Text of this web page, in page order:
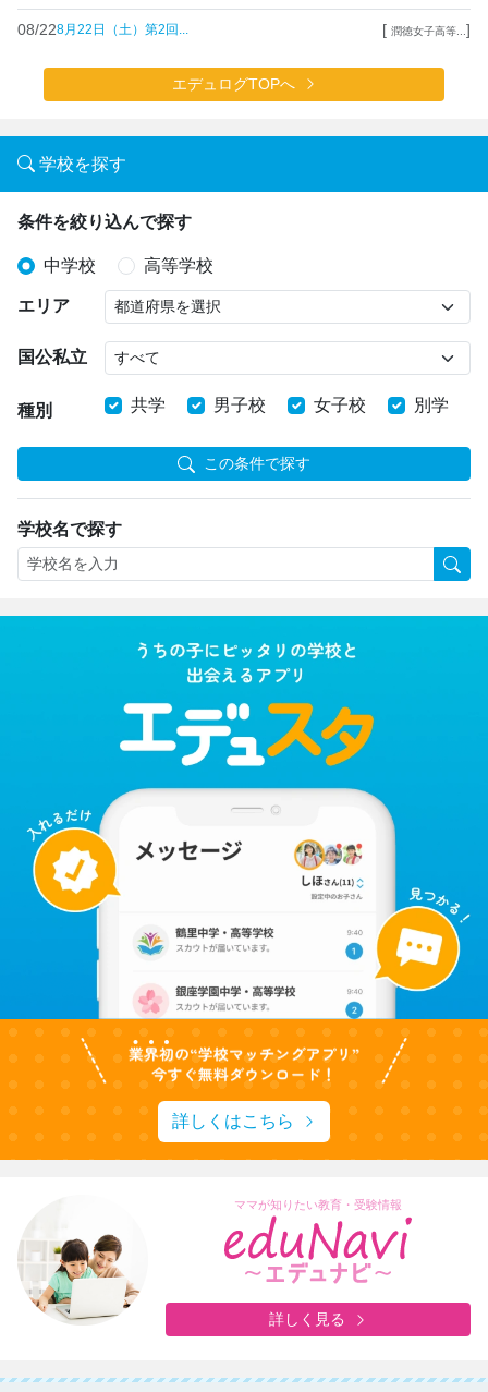
08/228月22日（土）第2回... [ 潤徳女子高等... ]
エデュログTOPへ
学校を探す
条件を絞り込んで探す
中学校 高等学校
エリア
国公私立
種別 共学 男子校 女子校 別学
この条件で探す
学校名で探す
詳しくはこちら
ママが知りたい教育・受験情報
詳しく見る